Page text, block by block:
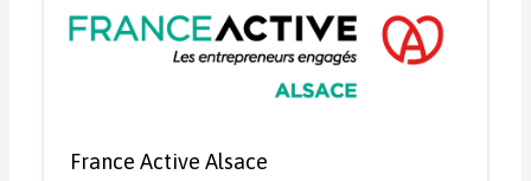
France Active Alsace